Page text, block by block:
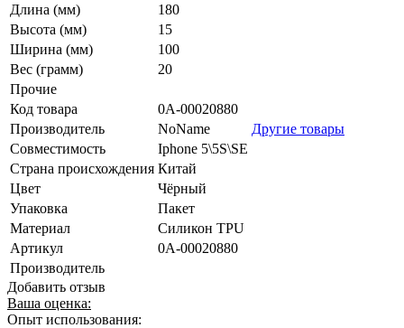
Длина (мм)
180
Высота (мм)
15
Ширина (мм)
100
Вес (грамм)
20
Прочие
Код товара
0А-00020880
Производитель
NoName
Другие товары
Совместимость
Iphone 5\5S\SE
Страна происхождения Китай
Цвет
Чёрный
Упаковка
Пакет
Материал
Силикон TPU
Артикул
0А-00020880
Производитель
Добавить отзыв
Ваша оценка:
Опыт использования: